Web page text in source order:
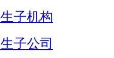
子机构
子公司